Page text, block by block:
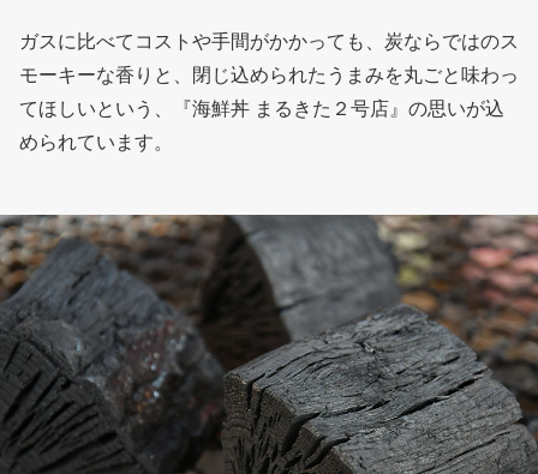
ガスに比べてコストや手間がかかっても、炭ならではのス
モーキーな香りと、閉じ込められたうまみを丸ごと味わっ
てほしいという、『海鮮丼 まるきた２号店』の思いが込
められています。